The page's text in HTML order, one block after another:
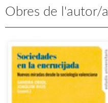
Obres de l'autor/a